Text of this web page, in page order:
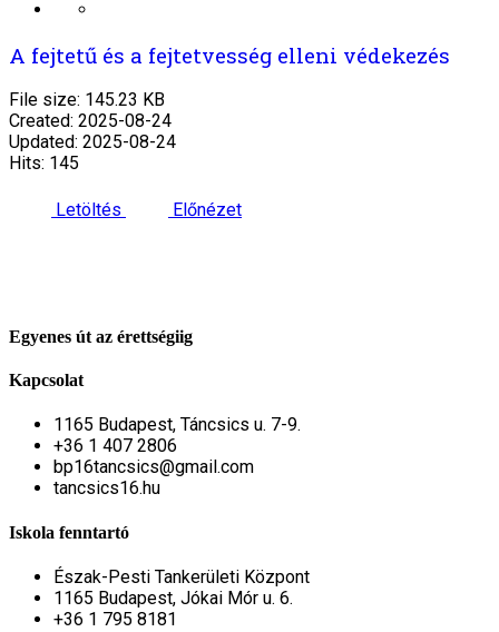
A fejtetű és a fejtetvesség elleni védekezés
File size: 145.23 KB
Created: 2025-08-24
Updated: 2025-08-24
Hits: 145
Letöltés Előnézet
Egyenes út az érettségiig
Kapcsolat
1165 Budapest, Táncsics u. 7-9.
+36 1 407 2806
bp16tancsics@gmail.com
tancsics16.hu
Iskola fenntartó
Észak-Pesti Tankerületi Központ
1165 Budapest, Jókai Mór u. 6.
+36 1 795 8181